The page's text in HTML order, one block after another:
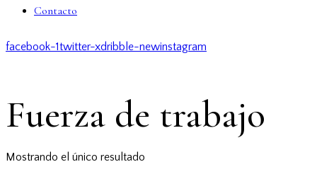
Contacto
facebook-1twitter-xdribble-newinstagram
Fuerza de trabajo
Mostrando el único resultado